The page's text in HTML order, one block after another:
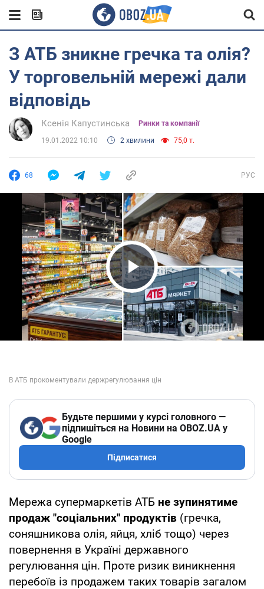
З АТБ зникне гречка та олія?
У торговельній мережі дали
відповідь
Ксенія Капустинська Ринки та компанії
19.01.2022 10:10 2 хвилини 75,0 т.
68 РУС
Play Video
Будьте першими у курсі головного —
підпишіться на Новини на OBOZ.UA у
Google
Підписатися
Мережа супермаркетів АТБ не зупинятиме
продаж "соціальних" продуктів (гречка,
соняшникова олія, яйця, хліб тощо) через
повернення в Україні державного
регулювання цін. Проте ризик виникнення
перебоїв із продажем таких товарів загалом